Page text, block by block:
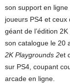
son support en
joueurs PS4 et
géant de l’édition
son catalogue le 20
2K Playgrounds 2et
sur PS4, coupant
arcade en ligne.